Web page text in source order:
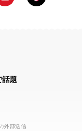
話題
外部送信